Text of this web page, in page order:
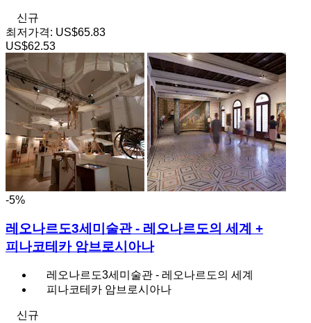
신규
최저가격: US$65.83
US$62.53
-5%
레오나르도3세미술관 - 레오나르도의 세계 +
피나코테카 암브로시아나
레오나르도3세미술관 - 레오나르도의 세계
피나코테카 암브로시아나
신규